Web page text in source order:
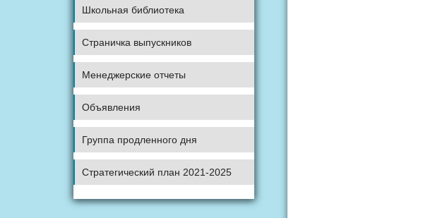
Школьная библиотека
Страничка выпускников
Менеджерские отчеты
Объявления
Группа продленного дня
Стратегический план 2021-2025